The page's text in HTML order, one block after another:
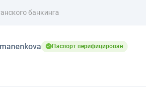
банкинга
Паспорт верифицирован